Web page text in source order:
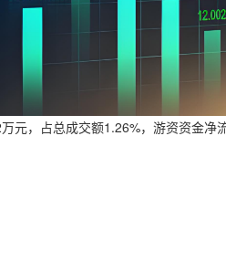
元，占总成交额1.26%，游资资金净